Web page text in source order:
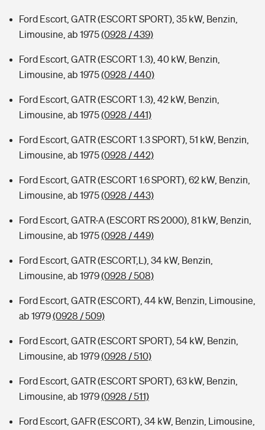
Ford Escort, GATR (ESCORT SPORT), 35 kW, Benzin,
Limousine, ab 1975(0928 / 439)
Ford Escort, GATR (ESCORT 1.3), 40 kW, Benzin,
Limousine, ab 1975(0928 / 440)
Ford Escort, GATR (ESCORT 1.3), 42 kW, Benzin,
Limousine, ab 1975(0928 / 441)
Ford Escort, GATR (ESCORT 1.3 SPORT), 51 kW, Benzin,
Limousine, ab 1975(0928 / 442)
Ford Escort, GATR (ESCORT 1.6 SPORT), 62 kW, Benzin,
Limousine, ab 1975(0928 / 443)
Ford Escort, GATR-A (ESCORT RS 2000), 81 kW, Benzin,
Limousine, ab 1975(0928 / 449)
Ford Escort, GATR (ESCORT,L), 34 kW, Benzin,
Limousine, ab 1979(0928 / 508)
Ford Escort, GATR (ESCORT), 44 kW, Benzin, Limousine,
ab 1979(0928 / 509)
Ford Escort, GATR (ESCORT SPORT), 54 kW, Benzin,
Limousine, ab 1979(0928 / 510)
Ford Escort, GATR (ESCORT SPORT), 63 kW, Benzin,
Limousine, ab 1979(0928 / 511)
Ford Escort, GAFR (ESCORT), 34 kW, Benzin, Limousine,